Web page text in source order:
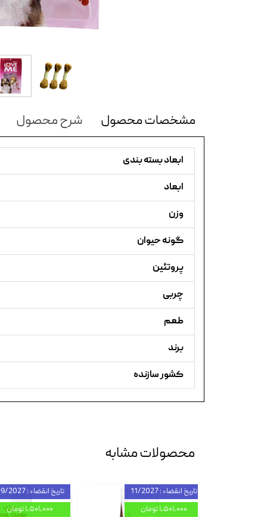
مشخصات محصول شرح محصول
ابعاد بسته بندی
ابعاد
وزن
گونه حیوان
پروتئین
چربی
طعم
برند
کشور سازنده
محصولات مشابه
تاریخ انقضاء : 09/2027
۱,۵۰۱,۰۰۰ تومان
تاریخ انقضاء : 11/2027
۱,۵۰۱,۰۰۰ تومان